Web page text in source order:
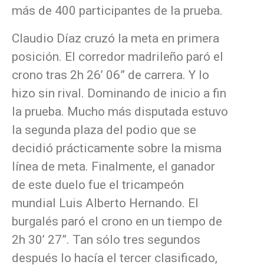
más de 400 participantes de la prueba.
Claudio Díaz cruzó la meta en primera
posición. El corredor madrileño paró el
crono tras 2h 26’ 06” de carrera. Y lo
hizo sin rival. Dominando de inicio a fin
la prueba. Mucho más disputada estuvo
la segunda plaza del podio que se
decidió prácticamente sobre la misma
línea de meta. Finalmente, el ganador
de este duelo fue el tricampeón
mundial Luis Alberto Hernando. El
burgalés paró el crono en un tiempo de
2h 30’ 27”. Tan sólo tres segundos
después lo hacía el tercer clasificado,